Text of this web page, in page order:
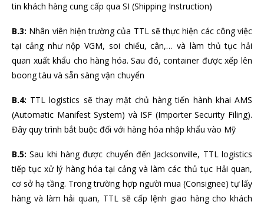
tin khách hàng cung cấp qua SI (Shipping Instruction)
B.3: Nhân viên hiện trường của TTL sẽ thực hiện các công việc
tại cảng như nộp VGM, soi chiếu, cân,… và làm thủ tục hải
quan xuất khẩu cho hàng hóa. Sau đó, container được xếp lên
boong tàu và sẵn sàng vận chuyển
B.4: TTL logistics sẽ thay mặt chủ hàng tiến hành khai AMS
(Automatic Manifest System) và ISF (Importer Security Filing).
Đây quy trình bắt buộc đối với hàng hóa nhập khẩu vào Mỹ
B.5: Sau khi hàng được chuyển đến Jacksonville, TTL logistics
tiếp tục xử lý hàng hóa tại cảng và làm các thủ tục Hải quan,
cơ sở hạ tầng. Trong trường hợp người mua (Consignee) tự lấy
hàng và làm hải quan, TTL sẽ cấp lệnh giao hàng cho khách